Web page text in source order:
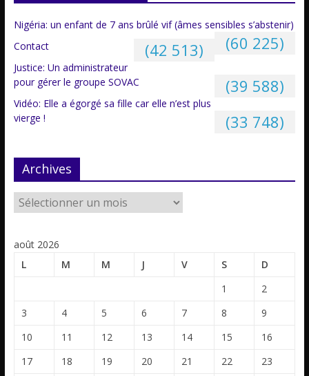
Nigéria: un enfant de 7 ans brûlé vif (âmes sensibles s’abstenir)
(60 225)
Contact (42 513)
Justice: Un administrateur
pour gérer le groupe SOVAC
(39 588)
Vidéo: Elle a égorgé sa fille car elle n’est plus
vierge !
(33 748)
Archives
août 2026
L
M M J V S
D
1
2
3
4 5 6 7 8
9
10
11 12 13 14 15
16
17
18 19 20 21 22
23